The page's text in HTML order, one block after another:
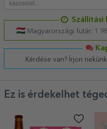
Szállítási
Magyarországi futár: 1
Kérdése van? Írjon
Ez is érdekelhet